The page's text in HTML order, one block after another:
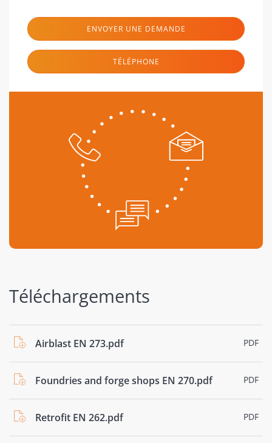
ENVOYER UNE DEMANDE
TÉLÉPHONE
Téléchargements
Airblast EN 273.pdf PDF
Foundries and forge shops EN 270.pdf PDF
Retrofit EN 262.pdf PDF